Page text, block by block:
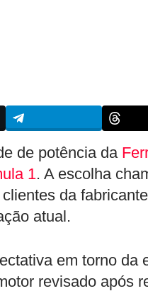
de potência da
1. A escolha
da
atual.
em torno da
revisado após